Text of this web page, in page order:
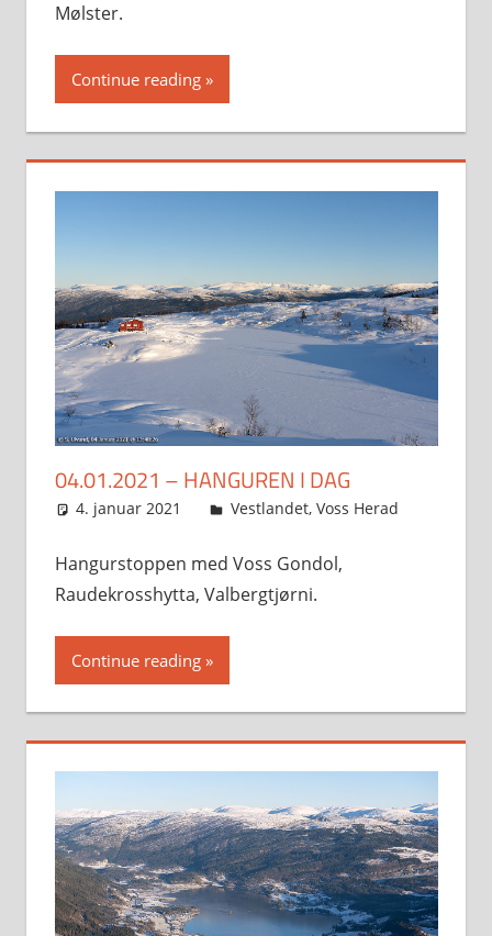
Mølster.
Continue reading
04.01.2021 – HANGUREN I DAG
4. januar 2021 Svein
Vestlandet, Voss Herad
Hangurstoppen med Voss Gondol,
Raudekrosshytta, Valbergtjørni.
Continue reading